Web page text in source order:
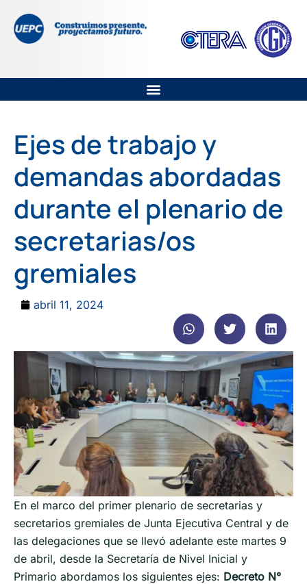
Ejes de trabajo y
demandas abordadas
durante el plenario de
secretarias/os
gremiales
abril 11, 2024
En el marco del primer plenario de secretarias y
secretarios gremiales de Junta Ejecutiva Central y de
las delegaciones que se llevó adelante este martes 9
de abril, desde la Secretaría de Nivel Inicial y
Primario abordamos los siguientes ejes: Decreto N°